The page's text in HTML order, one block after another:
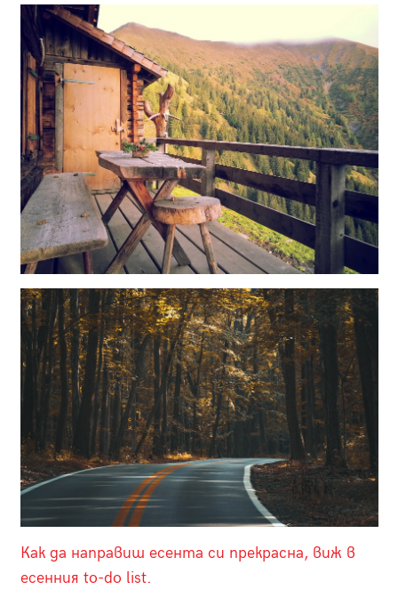
Как да направиш есента си прекрасна, виж в
есенния to-do list.